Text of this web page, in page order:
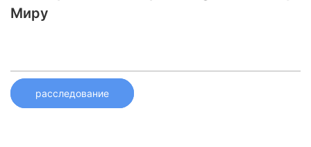
Миру
расследование